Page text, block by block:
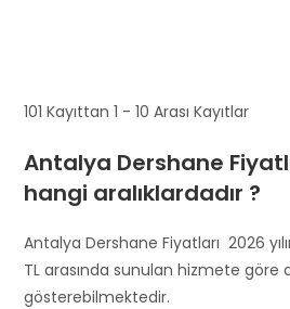
101 Kayıttan 1 - 10 Arası Kayıtlar
Antalya Dershane
hangi aralıklardadır ?
Antalya Dershane Fiyatları 2026
TL arasında sunulan hizmete göre
gösterebilmektedir.